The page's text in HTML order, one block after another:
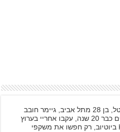
שמי קובי רוזנטל, בן 28 מתל אביב, גיימר חובב
קומיקס וסרטים כבר 20 שנה, עקבו אחריי בערוץ
שלי KobiCool ביוטיוב, רק חפשו את משקפי